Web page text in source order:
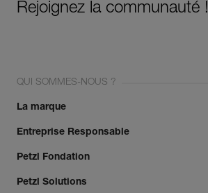
Rejoignez la communauté !
QUI SOMMES-NOUS ?
La marque
Entreprise Responsable
Petzl Fondation
Petzl Solutions